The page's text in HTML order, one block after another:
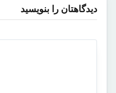
دیدگاهتان را بنویسید